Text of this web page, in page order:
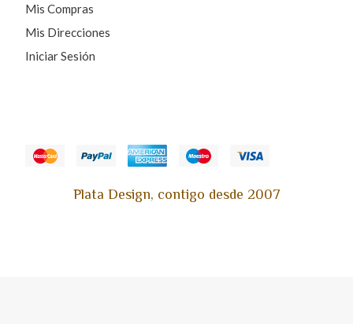
Mis Compras
Mis Direcciones
Iniciar Sesión
Plata Design, contigo desde 2007